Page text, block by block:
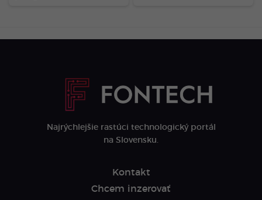
Najrýchlejšie rastúci technologický portál
na Slovensku.
Kontakt
Chcem inzerovať